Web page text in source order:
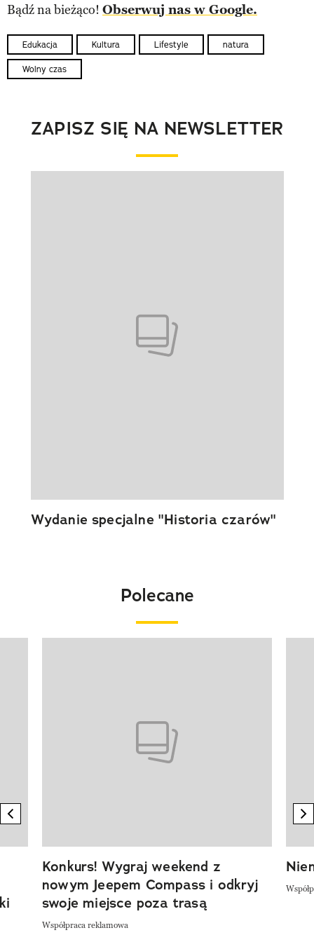
Bądź na bieżąco! Obserwuj nas w Google.
Edukacja Kultura Lifestyle natura
Wolny czas
ZAPISZ SIĘ NA NEWSLETTER
Wydanie specjalne "Historia czarów"
Polecane
previous element
Konkurs! Wygraj weekend z
nowym Jeepem Compass i odkryj
swoje miejsce poza trasą
Współpraca reklamowa